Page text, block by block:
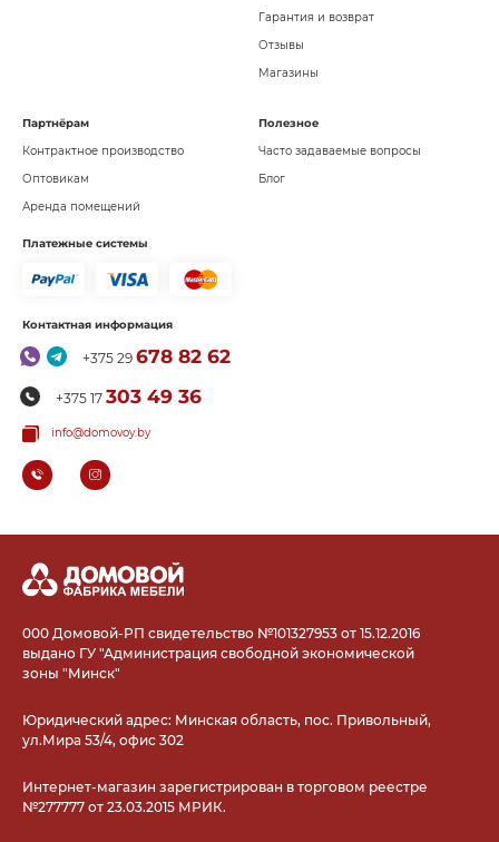
Гарантия и возврат
Отзывы
Магазины
Партнёрам
Контрактное производство
Оптовикам
Аренда помещений
Полезное
Часто задаваемые вопросы
Блог
Платежные системы
Контактная информация
+375 29 678 82 62
+375 17 303 49 36
info@domovoy.by
000 Домовой-РП свидетельство №101327953 от 15.12.2016
выдано ГУ "Администрация свободной экономической
зоны "Минск"
Юридический адрес: Минская область, пос. Привольный,
ул.Мира 53/4, офис 302
Интернет-магазин зарегистрирован в торговом реестре
№277777 от 23.03.2015 МРИК.